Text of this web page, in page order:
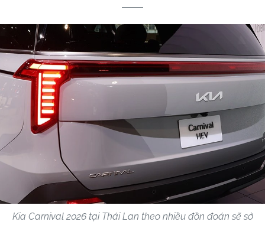
Kia Carnival 2026 tại Thái Lan theo nhiều đồn đoán sẽ sở